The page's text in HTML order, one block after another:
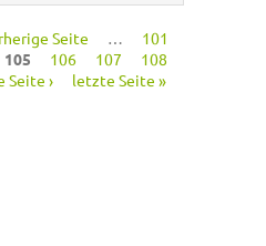
Seite …
101
105 106 107
108
Seite › letzte Seite »